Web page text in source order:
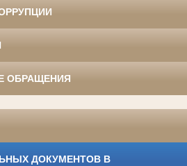
ОБРАЩЕНИЯ
ДОКУМЕНТОВ В